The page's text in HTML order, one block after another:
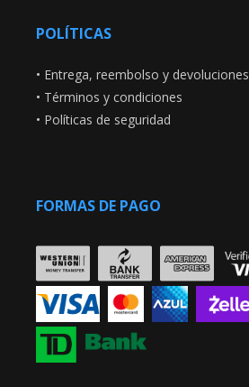
POLÍTICAS
• Entrega, reembolso y devoluciones
• Términos y condiciones
• Políticas de seguridad
FORMAS DE PAGO